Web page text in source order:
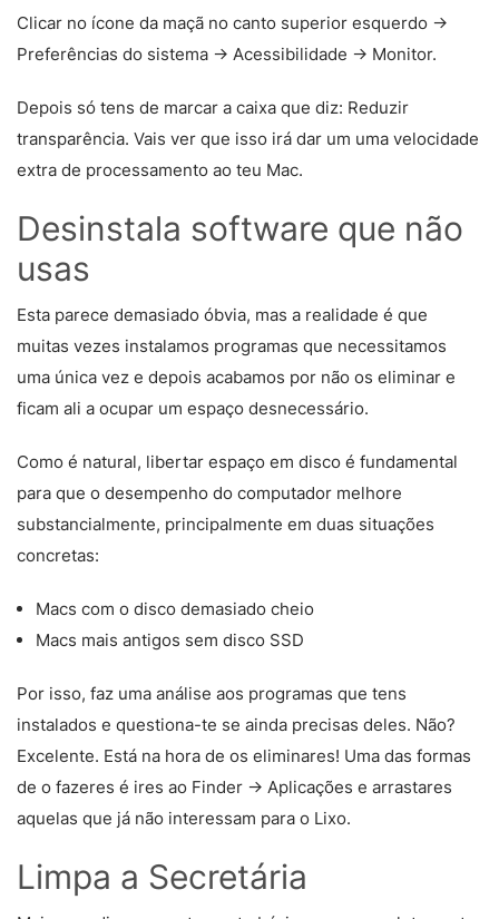
Clicar no ícone da maçã no canto superior esquerdo ->
Preferências do sistema -> Acessibilidade -> Monitor.
Depois só tens de marcar a caixa que diz: Reduzir
transparência. Vais ver que isso irá dar um uma velocidade
extra de processamento ao teu Mac.
Desinstala software que não
usas
Esta parece demasiado óbvia, mas a realidade é que
muitas vezes instalamos programas que necessitamos
uma única vez e depois acabamos por não os eliminar e
ficam ali a ocupar um espaço desnecessário.
Como é natural, libertar espaço em disco é fundamental
para que o desempenho do computador melhore
substancialmente, principalmente em duas situações
concretas:
Macs com o disco demasiado cheio
Macs mais antigos sem disco SSD
Por isso, faz uma análise aos programas que tens
instalados e questiona-te se ainda precisas deles. Não?
Excelente. Está na hora de os eliminares! Uma das formas
de o fazeres é ires ao Finder -> Aplicações e arrastares
aquelas que já não interessam para o Lixo.
Limpa a Secretária